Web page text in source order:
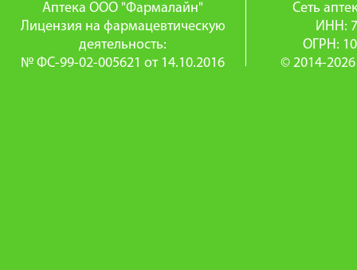
Аптека ООО "Фармалайн"
Лицензия на фармацевтическую
деятельность:
№ ФС-99-02-005621 от 14.10.2016
Сеть
ИНН:
ОГРН:
© 2014-